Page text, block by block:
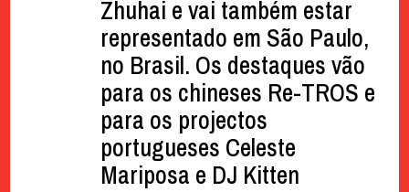
Zhuhai e vai também estar
representado em São Paulo,
no Brasil. Os destaques vão
para os chineses Re-TROS e
para os projectos
portugueses Celeste
Mariposa e DJ Kitten